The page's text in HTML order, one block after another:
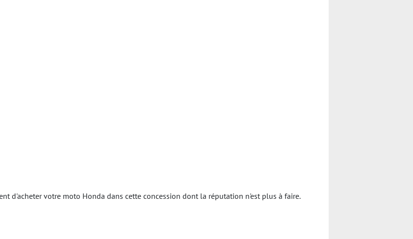
d'acheter votre moto Honda dans cette concession dont la réputation n'est plus à faire.